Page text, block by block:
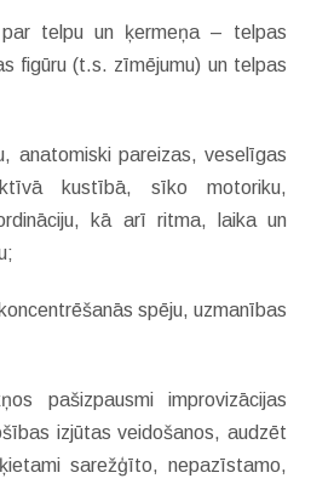
telpu un ķermeņa – telpas
figūru (t.s. zīmējumu) un telpas
pareizas, veselīgas
kustībā, sīko motoriku,
kā arī ritma, laika un
spēju, uzmanības
pašizpausmi improvizācijas
izjūtas veidošanos, audzēt
sarežģīto, nepazīstamo,